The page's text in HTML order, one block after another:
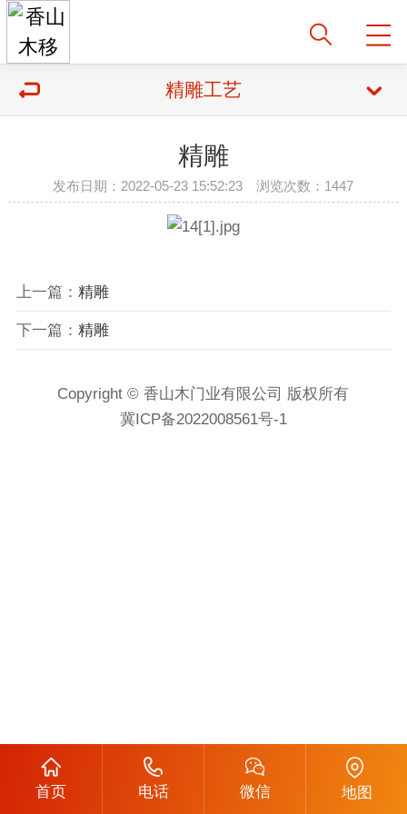
精雕工艺
精雕
发布日期：2022-05-23 15:52:23 浏览次数：1447
上一篇： 精雕
下一篇： 精雕
Copyright © 香山木门业有限公司 版权所有
冀ICP备2022008561号-1
首页 电话 微信 地图